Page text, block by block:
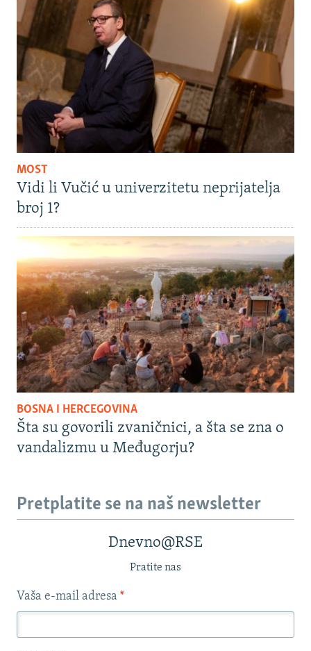
MOST
Vidi li Vučić u univerzitetu neprijatelja
broj 1?
BOSNA I HERCEGOVINA
Šta su govorili zvaničnici, a šta se zna o
vandalizmu u Međugorju?
Pretplatite se na naš newsletter
Dnevno@RSE
Pratite nas
Vaša e-mail adresa *